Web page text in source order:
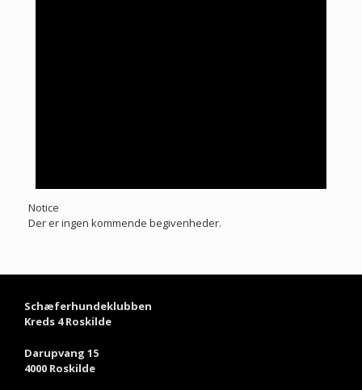
Notice
Der er ingen kommende begivenheder.
Schæferhundeklubben
Kreds 4 Roskilde
Darupvang 15
4000 Roskilde